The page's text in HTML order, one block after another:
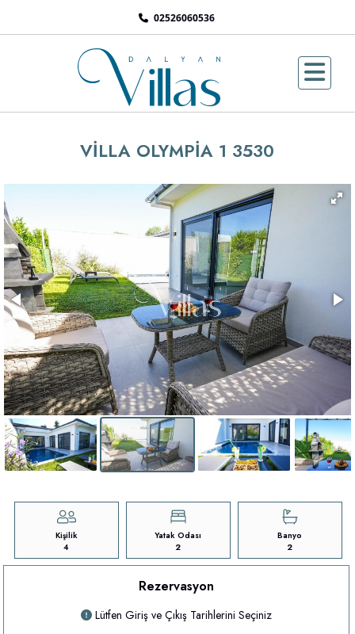
02526060536
VİLLA OLYMPİA 1 3530
Kişilik
4
Yatak Odası
2
Banyo
2
Rezervasyon
Lütfen Giriş ve Çıkış Tarihlerini Seçiniz